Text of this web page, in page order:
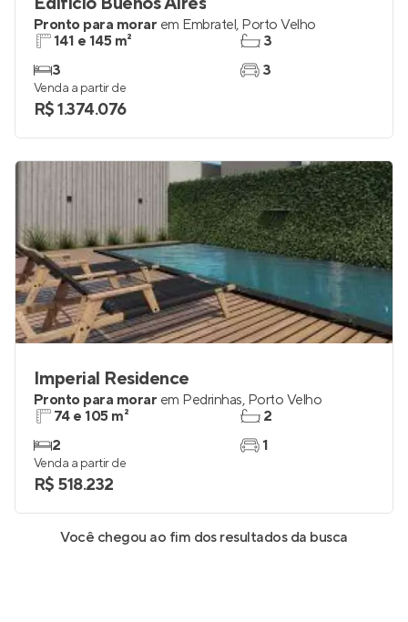
Pronto para morar em Embratel, Porto Velho
141 e 145 m²
3
3
3
Venda a partir de
R$ 1.374.076
Imperial Residence
Pronto para morar em Pedrinhas, Porto Velho
74 e 105 m²
2
2
1
Venda a partir de
R$ 518.232
Você chegou ao fim dos resultados da busca